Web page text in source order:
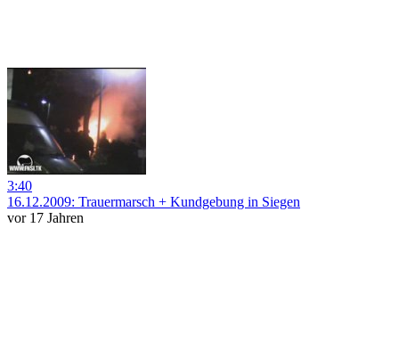
3:40
16.12.2009: Trauermarsch + Kundgebung in Siegen
vor 17 Jahren